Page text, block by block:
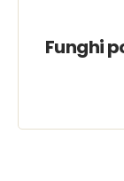
Funghi